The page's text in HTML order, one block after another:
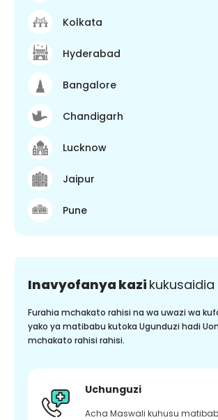
Kolkata
Hyderabad
Bangalore
Chandigarh
Lucknow
Jaipur
Pune
Inavyofanya kazi kukusaidia
Furahia mchakato rahisi na wa uwazi wa
yako ya matibabu kutoka Ugunduzi hadi
mchakato rahisi rahisi.
Uchunguzi
Acha Maswali kuhusu